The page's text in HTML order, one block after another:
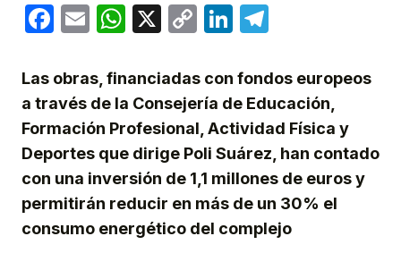
Facebook
EmailWhatsApp
X
CopyLinkedIn
Las obras, financiadas con fondos europeos
a través de la Consejería de Educación,
Formación Profesional, Actividad Física y
Deportes que dirige Poli Suárez, han contado
con una inversión de 1,1 millones de euros y
permitirán reducir en más de un 30% el
consumo energético del complejo